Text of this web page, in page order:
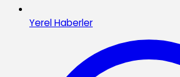
Yerel Haberler